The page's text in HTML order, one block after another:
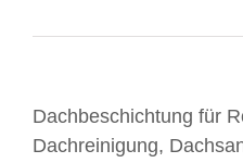
Dachbeschichtung für
Dachreinigung,